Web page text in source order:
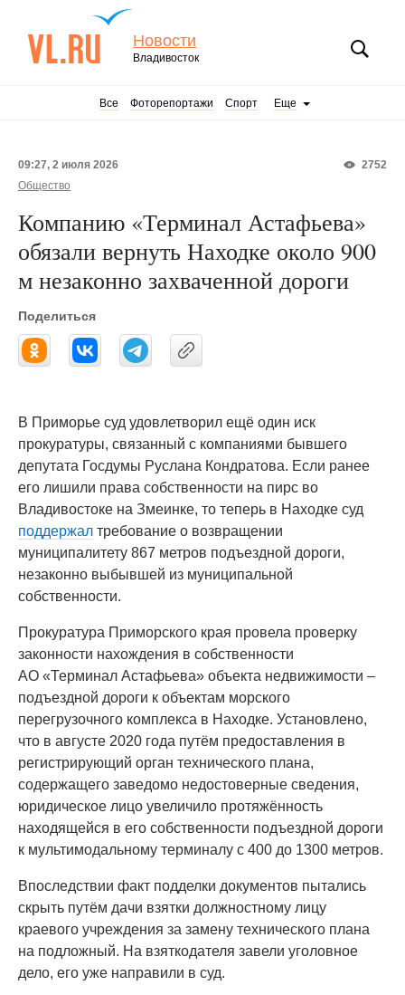
Новости
Владивосток
Все Фоторепортажи Спорт Еще
2752
09:27, 2 июля 2026
Общество
Компанию «Терминал Астафьева»
обязали вернуть Находке около 900
м незаконно захваченной дороги
Поделиться
В Приморье суд удовлетворил ещё один иск
прокуратуры, связанный с компаниями бывшего
депутата Госдумы Руслана Кондратова. Если ранее
его лишили права собственности на пирс во
Владивостоке на Змеинке, то теперь в Находке суд
поддержал требование о возвращении
муниципалитету 867 метров подъездной дороги,
незаконно выбывшей из муниципальной
собственности.
Прокуратура Приморского края провела проверку
законности нахождения в собственности
АО «Терминал Астафьева» объекта недвижимости –
подъездной дороги к объектам морского
перегрузочного комплекса в Находке. Установлено,
что в августе 2020 года путём предоставления в
регистрирующий орган технического плана,
содержащего заведомо недостоверные сведения,
юридическое лицо увеличило протяжённость
находящейся в его собственности подъездной дороги
к мультимодальному терминалу с 400 до 1300 метров.
Впоследствии факт подделки документов пытались
скрыть путём дачи взятки должностному лицу
краевого учреждения за замену технического плана
на подложный. На взяткодателя завели уголовное
дело, его уже направили в суд.